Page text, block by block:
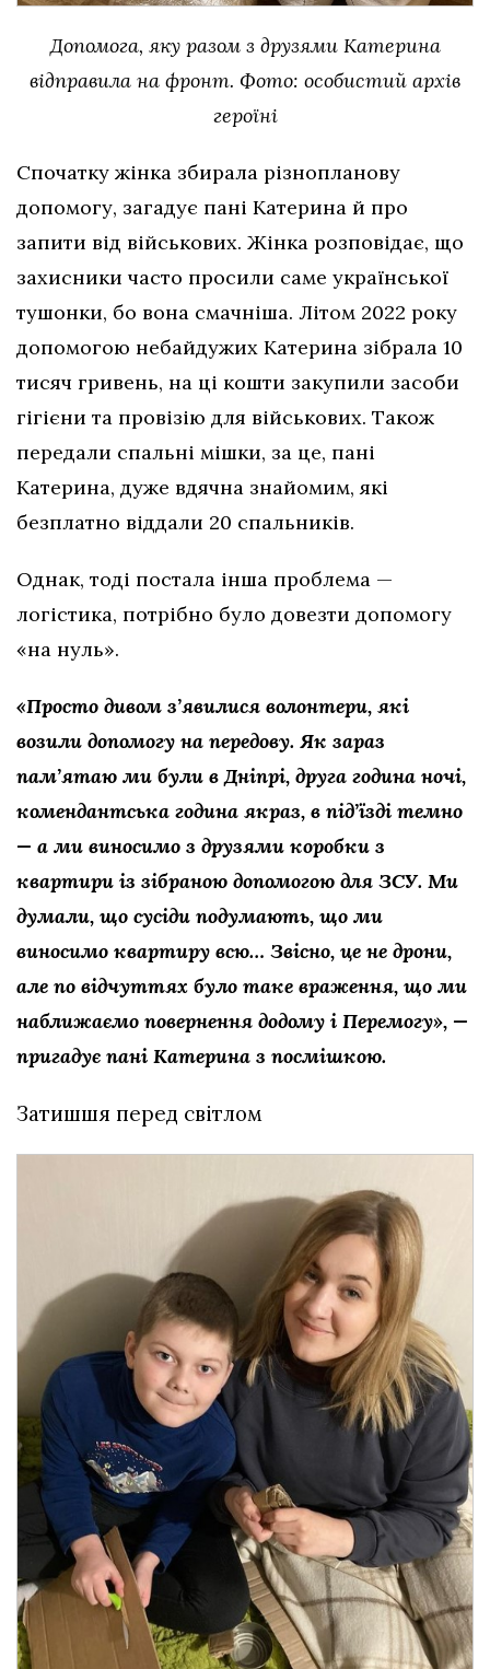
Допомога, яку разом з друзями Катерина
відправила на фронт. Фото: особистий архів
героїні
Спочатку жінка збирала різнопланову
допомогу, загадує пані Катерина й про
запити від військових. Жінка розповідає, що
захисники часто просили саме української
тушонки, бо вона смачніша. Літом 2022 року
допомогою небайдужих Катерина зібрала 10
тисяч гривень, на ці кошти закупили засоби
гігієни та провізію для військових. Також
передали спальні мішки, за це, пані
Катерина, дуже вдячна знайомим, які
безплатно віддали 20 спальників.
Однак, тоді постала інша проблема —
логістика, потрібно було довезти допомогу
«на нуль».
«Просто дивом з’явилися волонтери, які
возили допомогу на передову. Як зараз
пам’ятаю ми були в Дніпрі, друга година ночі,
комендантська година якраз, в під’їзді темно
— а ми виносимо з друзями коробки з
квартири із зібраною допомогою для ЗСУ. Ми
думали, що сусіди подумають, що ми
виносимо квартиру всю… Звісно, це не дрони,
але по відчуттях було таке враження, що ми
наближаємо повернення додому і Перемогу», —
пригадує пані Катерина з посмішкою.
Затишшя перед світлом